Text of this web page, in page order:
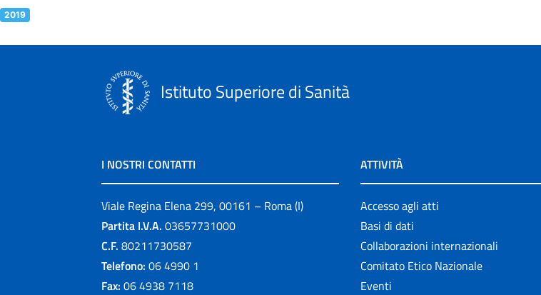
2019
Istituto Superiore di Sanità
I NOSTRI CONTATTI
Viale Regina Elena 299, 00161 – Roma (I)
Partita I.V.A. 03657731000
C.F. 80211730587
Telefono: 06 4990 1
Fax: 06 4938 7118
ATTIVITÀ
Accesso agli atti
Basi di dati
Collaborazioni internazionali
Comitato Etico Nazionale
Eventi